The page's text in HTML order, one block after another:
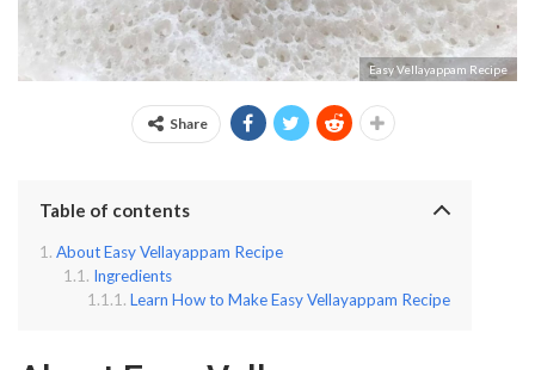
Easy Vellayappam Recipe
Share
Table of contents
About Easy Vellayappam Recipe
Ingredients
Learn How to Make Easy Vellayappam Recipe